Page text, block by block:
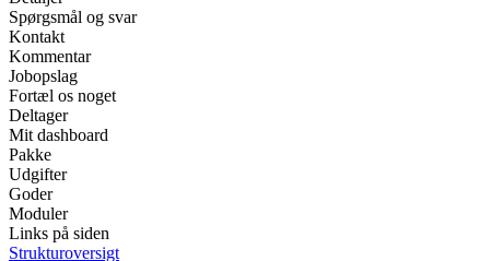
Spørgsmål og svar
Kontakt
Kommentar
Jobopslag
Fortæl os noget
Deltager
Mit dashboard
Pakke
Udgifter
Goder
Moduler
Links på siden
Strukturoversigt